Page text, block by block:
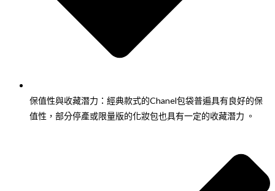
保值性與收藏潛力：經典款式的Chanel包袋普遍具有良好的保
值性，部分停產或限量版的化妝包也具有一定的收藏潛力 。